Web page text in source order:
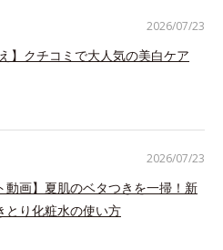
】クチコミで大人気の美白ケア
2026/07/23
動画】夏肌のベタつきを一掃！新
とり化粧水の使い方
2026/07/23